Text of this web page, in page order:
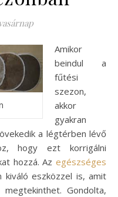
Amikor
beindul a
fűtési
szezon,
akkor
gyakran
a légtérben lévő
hogy ezt korrigálni
hozzá. Az egészséges
kiváló eszközzel is, amit
Gondolta,